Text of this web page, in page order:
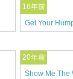
16年前
Get Your
20年前
Show Me The